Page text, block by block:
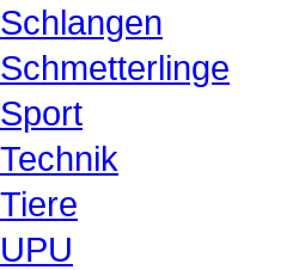
Schlangen
Schmetterlinge
Sport
Technik
Tiere
UPU